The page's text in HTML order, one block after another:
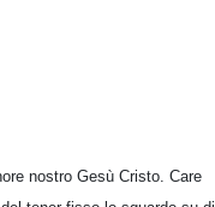
nostro Gesù Cristo. Care